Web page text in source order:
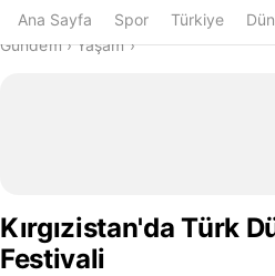
Ana Sayfa Spor Türkiye
Buradasın
Gündem› Yaşam›
Kırgızistan'da Türk
Festivali